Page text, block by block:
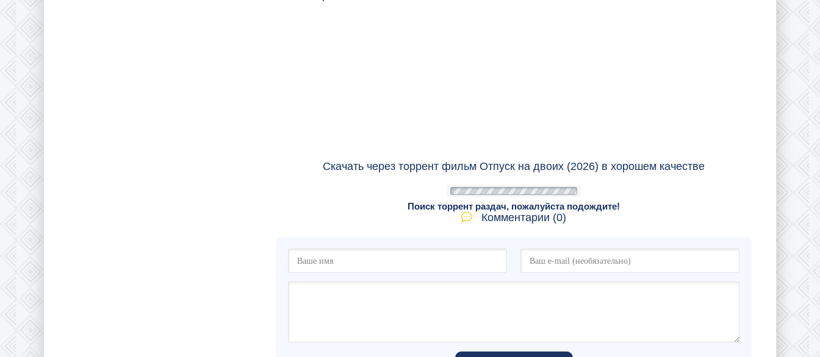
Скачать через торрент фильм Отпуск на двоих (2026) в хорошем качестве
Поиск торрент раздач, пожалуйста подождите!
Комментарии (0)